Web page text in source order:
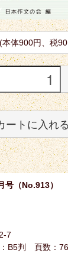
本体900円、税
ートに入れる
号（No.913）
7
B5判 頁数：76